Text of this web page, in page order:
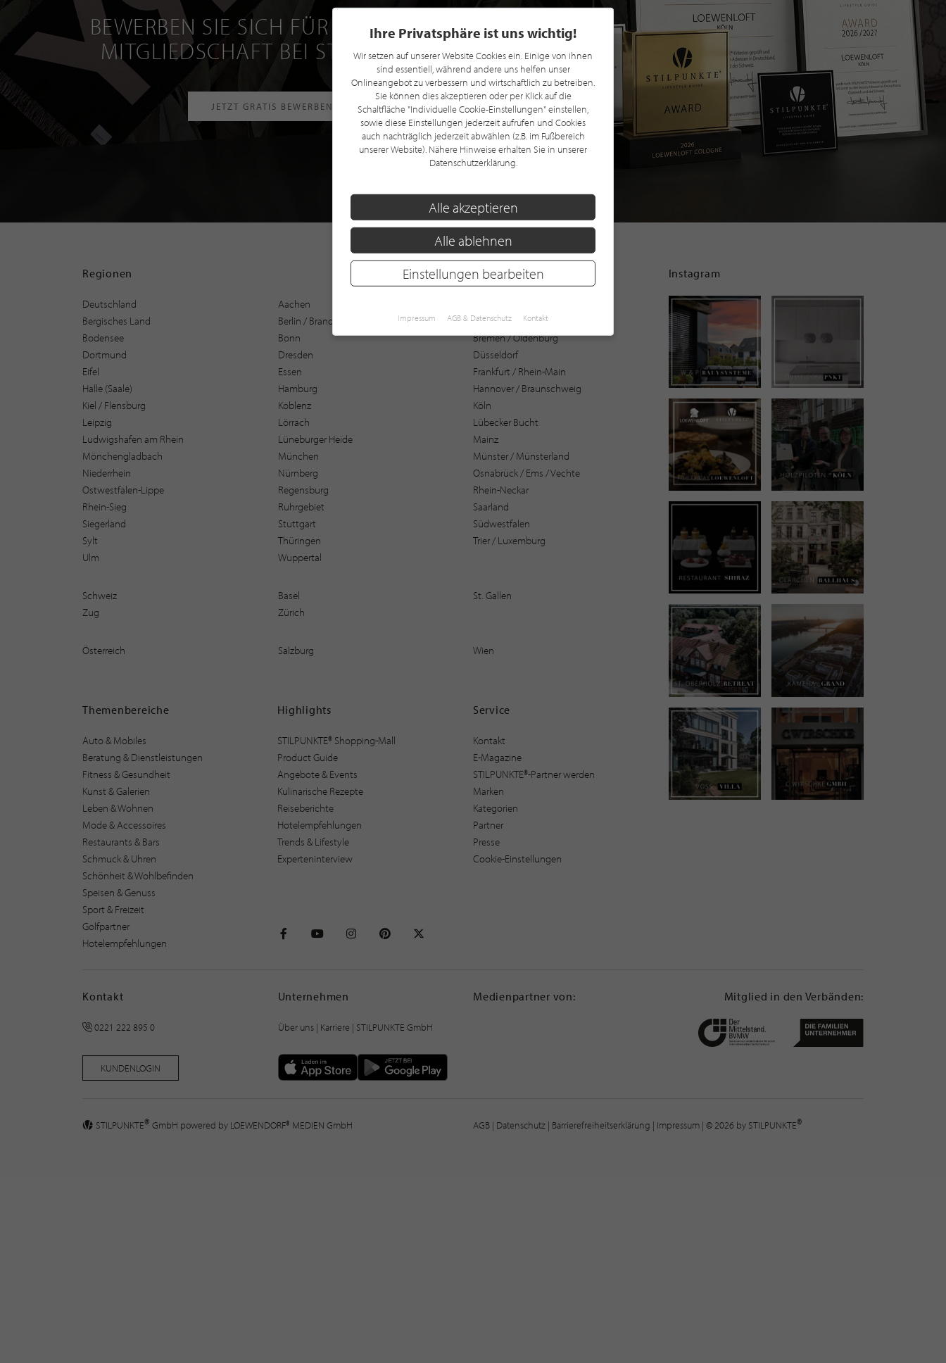
BEWERBEN SIE SICH FÜR EINE GRATIS
MITGLIEDSCHAFT BEI STILPUNKTE®
JETZT GRATIS BEWERBEN
Regionen
Deutschland Aachen
Bergisches Land
Berlin / Brandenburg
Bochum
Bodensee
Bonn
Bremen / Oldenburg
Dortmund
Dresden
Düsseldorf
Eifel
Essen
Frankfurt / Rhein-Main
Halle (Saale)
Hamburg
Hannover / Braunschweig
Kiel / Flensburg
Koblenz
Köln
Leipzig
Lörrach
Lübecker Bucht
Ludwigshafen am Rhein
Lüneburger Heide
Mainz
Mönchengladbach
München
Münster / Münsterland
Niederrhein
Nürnberg
Osnabrück / Ems / Vechte
Ostwestfalen-Lippe
Regensburg
Rhein-Neckar
Rhein-Sieg
Ruhrgebiet
Saarland
Siegerland
Stuttgart
Südwestfalen
Sylt
Thüringen
Trier / Luxemburg
Ulm
Wuppertal
Schweiz Basel
St. Gallen
Zug
Zürich
Österreich Salzburg Wien
Themenbereiche
Auto & Mobiles
Beratung & Dienstleistungen
Fitness & Gesundheit
Kunst & Galerien
Leben & Wohnen
Mode & Accessoires
Restaurants & Bars
Schmuck & Uhren
Schönheit & Wohlbefinden
Speisen & Genuss
Sport & Freizeit
Golfpartner
Hotelempfehlungen
Highlights
STILPUNKTE® Shopping-Mall
Product Guide
Angebote & Events
Kulinarische Rezepte
Reiseberichte
Hotelempfehlungen
Trends & Lifestyle
Experteninterview
Service
Kontakt
E-Magazine
STILPUNKTE®-Partner werden
Marken
Kategorien
Partner
Presse
Cookie-Einstellungen
Instagram
Kontakt
0221 222 895 0
KUNDENLOGIN
Unternehmen
Über uns| Karriere | STILPUNKTE GmbH
Medienpartner von: Mitglied in den Verbänden:
STILPUNKTE® GmbH powered by LOEWENDORF® MEDIEN GmbH AGB | Datenschutz | Barrierefreiheitserklärung | Impressum | © 2026 by STILPUNKTE®
Ihre Privatsphäre ist uns wichtig!
Wir setzen auf unserer Website Cookies ein. Einige von ihnen
sind essentiell, während andere uns helfen unser
Onlineangebot zu verbessern und wirtschaftlich zu betreiben.
Sie können dies akzeptieren oder per Klick auf die
Schaltfläche "Individuelle Cookie-Einstellungen" einstellen,
sowie diese Einstellungen jederzeit aufrufen und Cookies
auch nachträglich jederzeit abwählen (z.B. im Fußbereich
unserer Website). Nähere Hinweise erhalten Sie in unserer
Datenschutzerklärung.
Alle akzeptieren
Alle ablehnen
Einstellungen bearbeiten
Impressum AGB & Datenschutz Kontakt